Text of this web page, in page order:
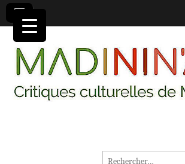
MADININ'ART
Rechercher :